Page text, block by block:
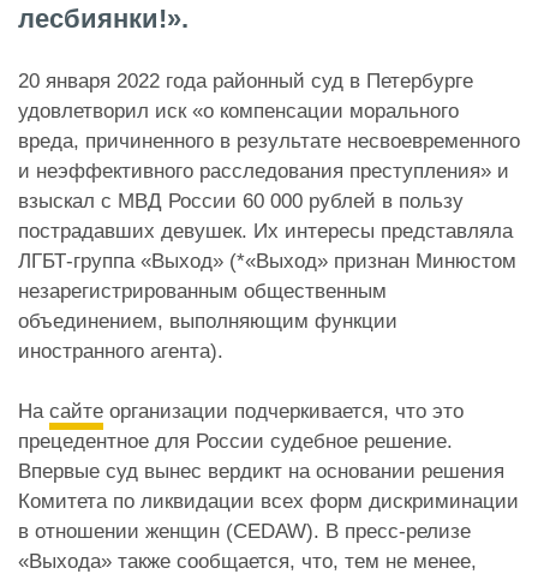
лесбиянки!».
20 января 2022 года районный суд в Петербурге
удовлетворил иск «о компенсации морального
вреда, причиненного в результате несвоевременного
и неэффективного расследования преступления» и
взыскал с МВД России 60 000 рублей в пользу
пострадавших девушек. Их интересы представляла
ЛГБТ-группа «Выход» (*«Выход» признан Минюстом
незарегистрированным общественным
объединением, выполняющим функции
иностранного агента).
На сайте организации подчеркивается, что это
прецедентное для России судебное решение.
Впервые суд вынес вердикт на основании решения
Комитета по ликвидации всех форм дискриминации
в отношении женщин (CEDAW). В пресс-релизе
«Выхода» также сообщается, что, тем не менее,